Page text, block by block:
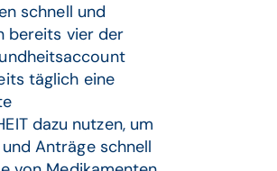
schnell und
bereits vier der
täglich eine
dazu nutzen, um
Anträge schnell